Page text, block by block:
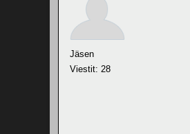
Jäsen
Viestit: 28